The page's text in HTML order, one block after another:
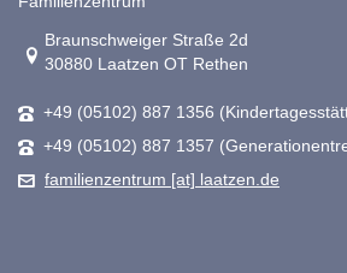
Link zur Google-Maps Navigation
Braunschweiger Straße 2d
30880 Laatzen OT Rethen
+49 (05102) 887 1356
+49 (05102) 887 1357
familienzentrum [at] laatzen.de